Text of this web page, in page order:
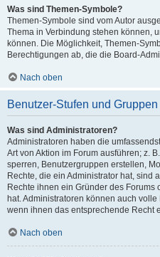
Was sind Themen-Symbole?
Themen-Symbole sind vom Autor
Thema in Verbindung stehen können,
können. Die Möglichkeit, Themen-
Berechtigungen ab, die die Board-
Nach oben
Benutzer-Stufen und Gruppen
Was sind Administratoren?
Administratoren haben die
Art von Aktion im Forum ausführen; z.
sperren, Benutzergruppen erstellen,
Rechte, die ein Administrator hat, sind
Rechte ihnen ein Gründer des
hat. Administratoren können auch
wenn ihnen das entsprechende Recht
Nach oben